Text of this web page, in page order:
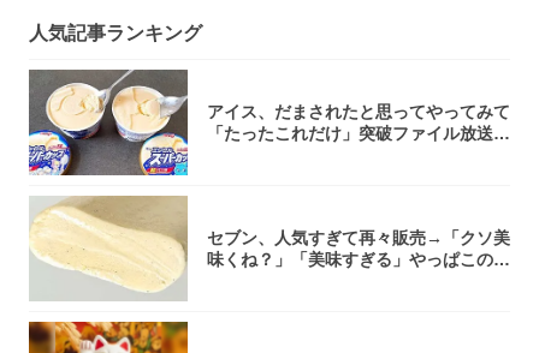
人気記事ランキング
アイス、だまされたと思ってやってみて
「たったこれだけ」突破ファイル放送で
セブン、人気すぎて再々販売→「クソ美
味くね？」「美味すぎる」やっぱこのク